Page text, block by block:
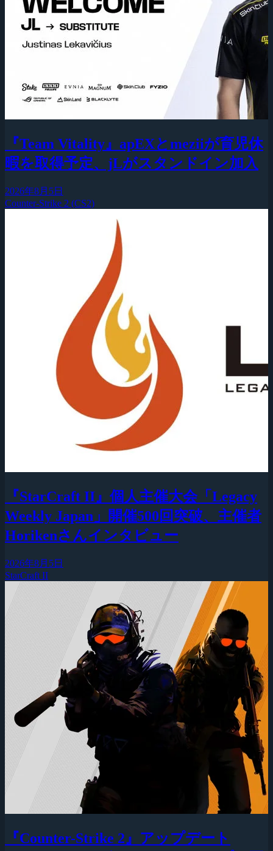
『Team Vitality』apEXとmeziiが育児休
暇を取得予定、jLがスタンドイン加入
2026年8月5日
Counter-Strike 2 (CS2)
『StarCraft II』個人主催大会「Legacy
Weekly Japan」開催500回突破、主催者
Horikenさんインタビュー
2026年8月5日
StarCraft II
『Counter-Strike 2』アップデート